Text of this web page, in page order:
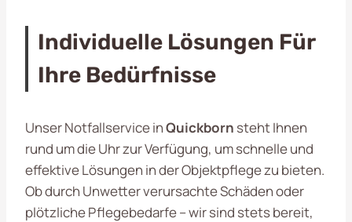
Individuelle Lösungen Für
Ihre Bedürfnisse
Unser Notfallservice inQuickborn steht Ihnen
rund um die Uhr zur Verfügung, um schnelle und
effektive Lösungen in der Objektpflege zu bieten.
Ob durch Unwetter verursachte Schäden oder
plötzliche Pflegebedarfe – wir sind stets bereit,